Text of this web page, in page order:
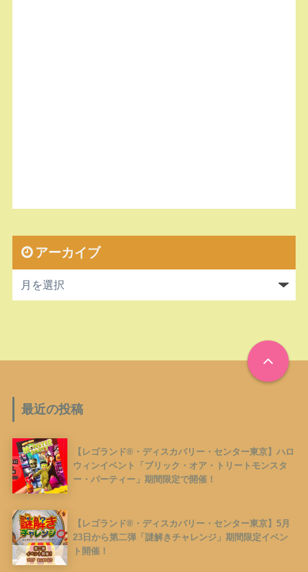
アーカイブ
最近の投稿
【レゴランド®︎・ディスカバリー・センター東京】ハロ
ウィンイベント「ブリック・オア・トリートモンスタ
ー・パーティー」期間限定で開催！
【レゴランド®︎・ディスカバリー・センター東京】5月
23日から第二弾「謎解きチャレンジ」期間限定イベン
ト開催！